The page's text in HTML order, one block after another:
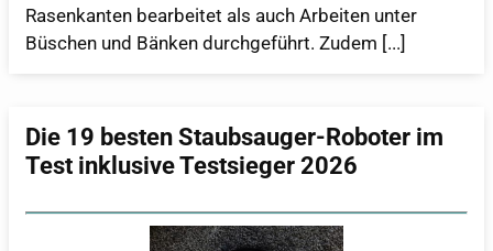
Rasenkanten bearbeitet als auch Arbeiten unter
Büschen und Bänken durchgeführt. Zudem [...]
Die 19 besten Staubsauger-Roboter im
Test inklusive Testsieger 2026